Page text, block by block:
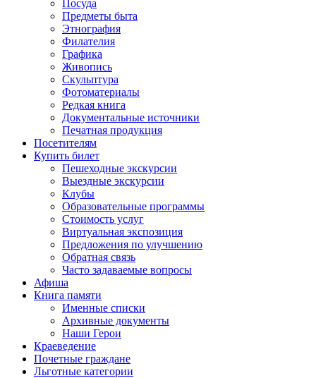
Посуда
Предметы быта
Этнография
Филателия
Графика
Живопись
Скульптура
Фотоматериалы
Редкая книга
Документальные источники
Печатная продукция
Посетителям
Купить билет
Пешеходные экскурсии
Выездные экскурсии
Клубы
Образовательные программы
Стоимость услуг
Виртуальная экспозиция
Предложения по улучшению
Обратная связь
Часто задаваемые вопросы
Афиша
Книга памяти
Именные списки
Архивные документы
Наши Герои
Краеведение
Почетные граждане
Льготные категории